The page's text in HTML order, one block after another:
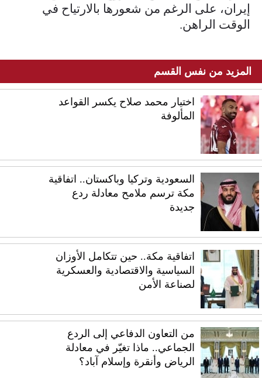
إيران، على الرغم من شعورها بالارتياح في
الوقت الراهن.
المزيد من نفس القسم
اختيار محمد صلاح يكسر القواعد
المألوفة
السعودية وتركيا وباكستان.. اتفاقية
مكة ترسم ملامح معادلة ردع
جديدة
اتفاقية مكة.. حين تتكامل الأوزان
السياسية والاقتصادية والعسكرية
لصناعة الأمن
من التعاون الدفاعي إلى الردع
الجماعي.. ماذا تغيّر في معادلة
الرياض وأنقرة وإسلام آباد؟